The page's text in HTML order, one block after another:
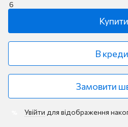
Купити
В
Замовити
Увійти для відображення